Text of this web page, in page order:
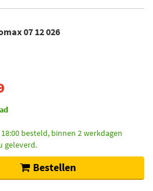
07 12 026
besteld, binnen 2 werkdagen
geleverd.
Bestellen